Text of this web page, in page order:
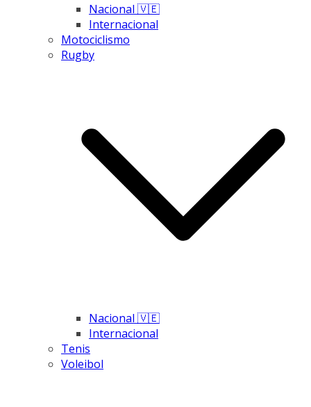
Nacional 🇻🇪
Internacional
Motociclismo
Rugby
Nacional 🇻🇪
Internacional
Tenis
Voleibol